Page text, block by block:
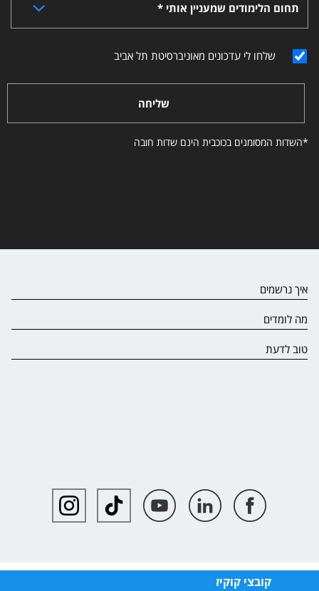
קובצי קוקיז
תחום הלימודים שמעניין אותי *
שלחו לי עדכונים מאוניברסיטת תל אביב
שליחה
*השדות המסומנים בכוכבית הינם שדות חובה
איך נרשמים
מה לומדים
טוב לדעת